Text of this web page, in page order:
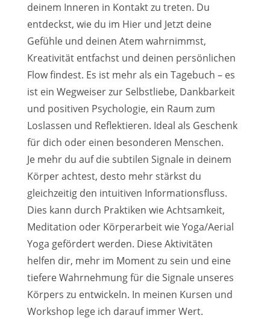
deinem Inneren in Kontakt zu treten. Du
entdeckst, wie du im Hier und Jetzt deine
Gefühle und deinen Atem wahrnimmst,
Kreativität entfachst und deinen persönlichen
Flow findest. Es ist mehr als ein Tagebuch – es
ist ein Wegweiser zur Selbstliebe, Dankbarkeit
und positiven Psychologie, ein Raum zum
Loslassen und Reflektieren. Ideal als Geschenk
für dich oder einen besonderen Menschen.
Je mehr du auf die subtilen Signale in deinem
Körper achtest, desto mehr stärkst du
gleichzeitig den intuitiven Informationsfluss.
Dies kann durch Praktiken wie Achtsamkeit,
Meditation oder Körperarbeit wie Yoga/Aerial
Yoga gefördert werden. Diese Aktivitäten
helfen dir, mehr im Moment zu sein und eine
tiefere Wahrnehmung für die Signale unseres
Körpers zu entwickeln. In meinen Kursen und
Workshop lege ich darauf immer Wert.